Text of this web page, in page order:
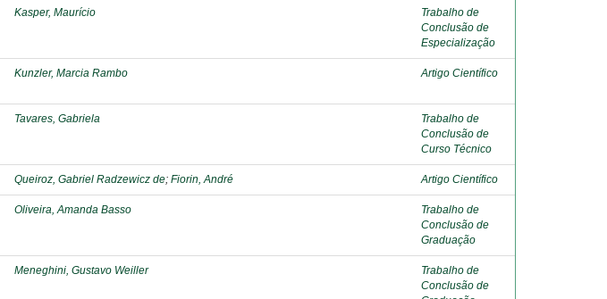
Kasper, Maurício
Trabalho de
Conclusão de
Especialização
Kunzler, Marcia Rambo Artigo Científico
Tavares, Gabriela
Trabalho de
Conclusão de
Curso Técnico
Queiroz, Gabriel Radzewicz de; Fiorin, André Artigo Científico
Oliveira, Amanda Basso
Trabalho de
Conclusão de
Graduação
Meneghini, Gustavo Weiller
Trabalho de
Conclusão de